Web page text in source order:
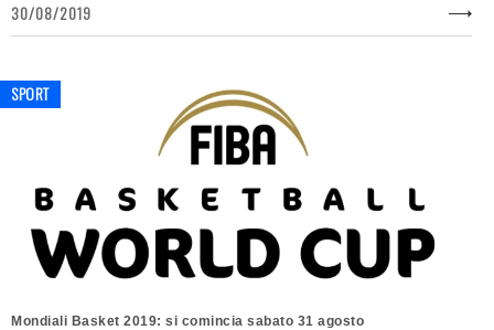
30/08/2019
SPORT
Mondiali Basket 2019: si comincia sabato 31 agosto